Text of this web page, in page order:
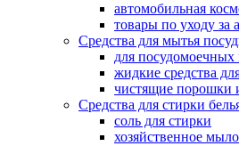
автомобильная
товары по уходу за
Средства для мытья
для
жидкие средства
чистящие порошки
Средства для стирки
соль для стирки
хозяйственное мыло